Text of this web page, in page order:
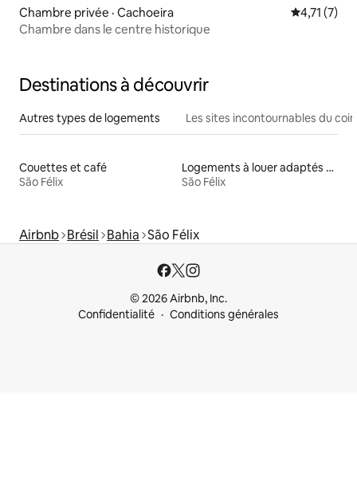
Chambre privée · Cachoeira Note
4,71 (7)
Chambre dans le centre historique
Destinations à découvrir
Autres types de logements Les sites incontournables du coin
Couettes et café
São Félix
Logements à louer adaptés aux animaux
São Félix
Airbnb Brésil Bahia São Félix
© 2026 Airbnb, Inc.
Confidentialité
Conditions générales